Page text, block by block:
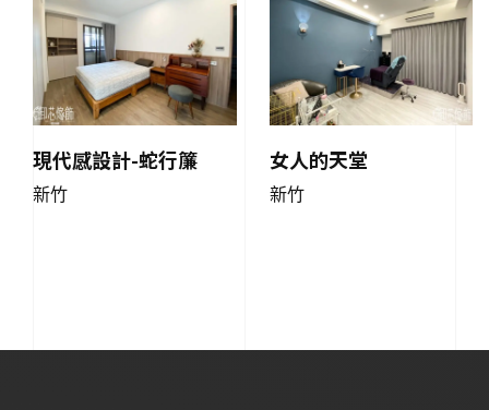
現代感設計-蛇行簾
新竹
女人的天堂
新竹